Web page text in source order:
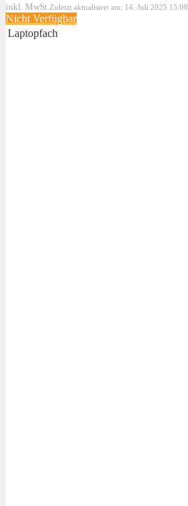
inkl. MwSt. Zuletzt aktualisiert am: 14. Juli 2025 15:08
Nicht Verfügbar
Laptopfach